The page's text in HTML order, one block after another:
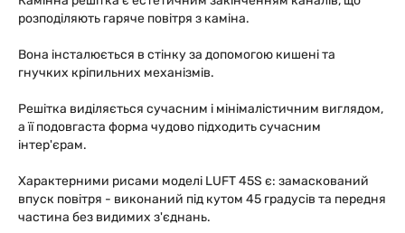
розподіляють гаряче повітря з каміна.
Вона інсталюється в стінку за допомогою кишені та
гнучких кріпильних механізмів.
Решітка виділяється сучасним і мінімалістичним виглядом,
а її подовгаста форма чудово підходить сучасним
інтер'єрам.
Характерними рисами моделі LUFT 45S є: замаскований
впуск повітря - виконаний під кутом 45 градусів та передня
частина без видимих з'єднань.